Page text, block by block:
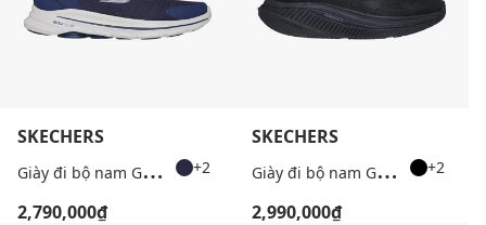
SKECHERS
G
iày đi bộ nam GoWalk 8 +2
2,790,000₫
SKECHERS
G
iày đi bộ nam GoWalk Max Cushioning Arch Fit +2
2,990,000₫